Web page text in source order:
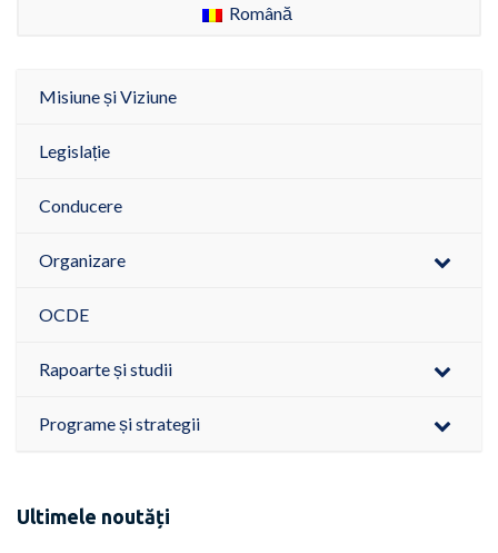
Română
Misiune și Viziune
Legislație
Conducere
Organizare
OCDE
Rapoarte și studii
Programe și strategii
Ultimele noutăți